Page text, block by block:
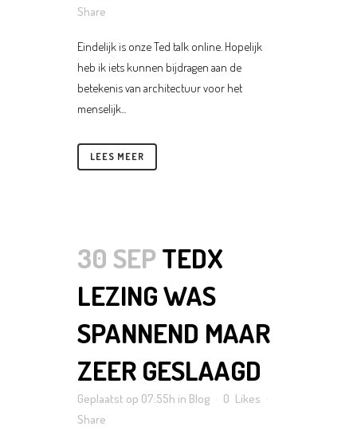
Share
Eindelijk is onze Ted talk online. Hopelijk
heb ik iets kunnen bijdragen aan de
betekenis van architectuur voor het
menselijk...
LEES MEER
30 SEPTEDX
LEZING WAS
SPANNEND MAAR
ZEER GESLAAGD
Geplaatst op 07:55h in Blog 0 Likes
Share